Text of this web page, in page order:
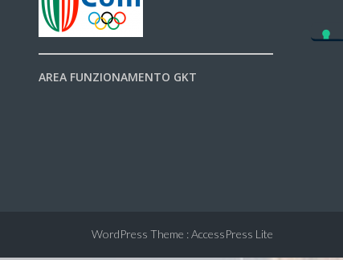
AREA FUNZIONAMENTO GKT
WordPress Theme :AccessPress Lite